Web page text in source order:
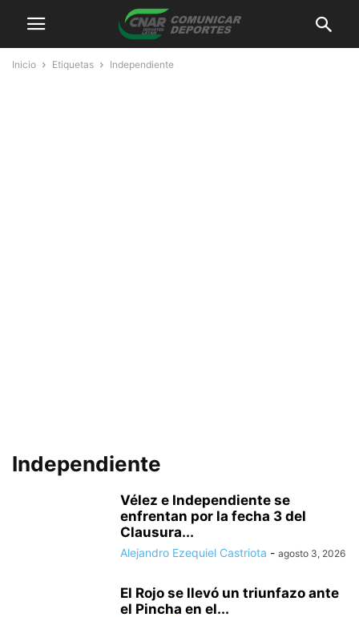
Inicio Etiquetas Independiente
Independiente
Vélez e Independiente se
enfrentan por la fecha 3 del
Clausura...
Alejandro Ezequiel Castriota - agosto 3, 2026
El Rojo se llevó un triunfazo ante
el Pincha en el...